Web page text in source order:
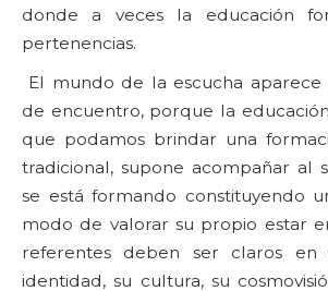
donde a veces la educación
pertenencias.
El mundo de la escucha
de encuentro, porque la
que podamos brindar una
tradicional, supone acompañar al
se está formando constituyendo
modo de valorar su propio estar
referentes deben ser claros
identidad, su cultura, su